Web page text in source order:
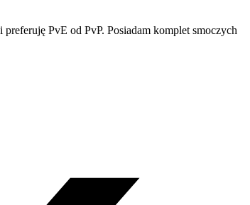
PvE od PvP. Posiadam komplet smoczych